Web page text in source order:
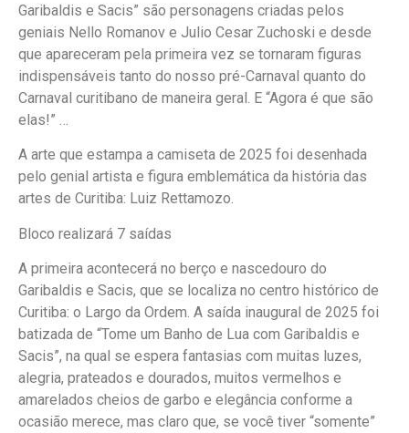
Garibaldis e Sacis” são personagens criadas pelos
geniais Nello Romanov e Julio Cesar Zuchoski e desde
que apareceram pela primeira vez se tornaram figuras
indispensáveis tanto do nosso pré-Carnaval quanto do
Carnaval curitibano de maneira geral. E “Agora é que são
elas!” …
A arte que estampa a camiseta de 2025 foi desenhada
pelo genial artista e figura emblemática da história das
artes de Curitiba: Luiz Rettamozo.
Bloco realizará 7 saídas
A primeira acontecerá no berço e nascedouro do
Garibaldis e Sacis, que se localiza no centro histórico de
Curitiba: o Largo da Ordem. A saída inaugural de 2025 foi
batizada de “Tome um Banho de Lua com Garibaldis e
Sacis”, na qual se espera fantasias com muitas luzes,
alegria, prateados e dourados, muitos vermelhos e
amarelados cheios de garbo e elegância conforme a
ocasião merece, mas claro que, se você tiver “somente”